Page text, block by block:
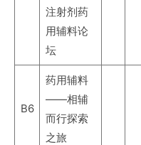
注射剂药
用辅料论
坛
B6
药用辅料
——相辅
而行探索
之旅